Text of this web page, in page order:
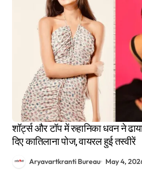
शॉर्ट्स और टॉप में रुहानिका धवन ने
दिए कातिलाना पोज, वायरल हुई तस्वीरें
Aryavartkranti Bureau May 4,